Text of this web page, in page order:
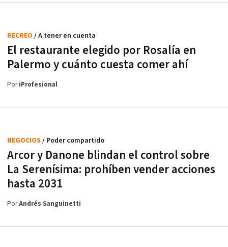
El restaurante elegido por Rosalía en
Palermo y cuánto cuesta comer ahí
RECREO / A tener en cuenta
PoriProfesional
Arcor y Danone blindan el control sobre
La Serenísima: prohíben vender acciones
hasta 2031
NEGOCIOS / Poder compartido
PorAndrés Sanguinetti